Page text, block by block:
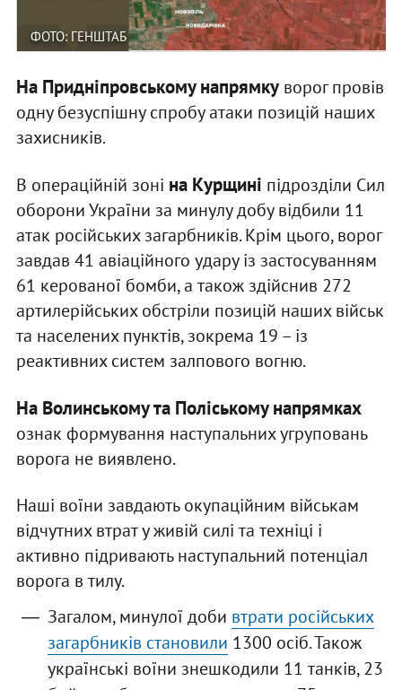
ФОТО: ГЕНШТАБ
На Придніпровському напрямкуворог провів
одну безуспішну спробу атаки позицій наших
захисників.
В операційній зоні на Курщині підрозділи Сил
оборони України за минулу добу відбили 11
атак російських загарбників. Крім цього, ворог
завдав 41 авіаційного удару із застосуванням
61 керованої бомби, а також здійснив 272
артилерійських обстріли позицій наших військ
та населених пунктів, зокрема 19 – із
реактивних систем залпового вогню.
На Волинському та Поліському напрямках
ознак формування наступальних угруповань
ворога не виявлено.
Наші воїни завдають окупаційним військам
відчутних втрат у живій силі та техніці і
активно підривають наступальний потенціал
ворога в тилу.
Загалом, минулої доби втрати російських
загарбників становили 1300 осіб. Також
українські воїни знешкодили 11 танків, 23